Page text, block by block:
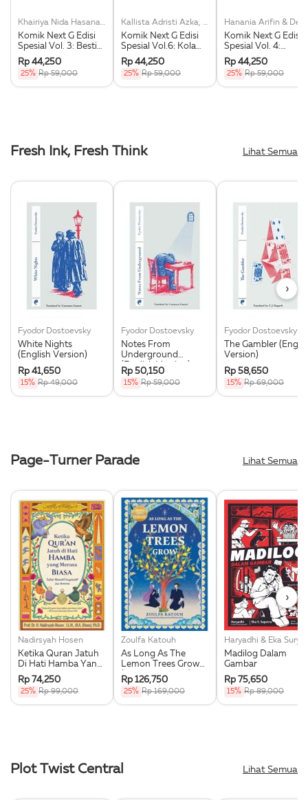
Khairiya Nida Hasanah, Dkk
Komik Next G Edisi
Spesial Vol. 3: Bestie
Sejati
Rp 44,250
25% Rp 59,000
Kallista Adristi Azka, Dkk
Komik Next G Edisi
Spesial Vol.6: Kolam
Renang Angker
Rp 44,250
25% Rp 59,000
Hanania Arifin & Desi
Komik Next G Edisi
Spesial Vol. 4:
Mahkota Surga
Rp 44,250
25% Rp 59,000
Fresh Ink, Fresh Think Lihat Semua
Fyodor Dostoevsky
White Nights
(English Version)
Rp 41,650
15% Rp 49,000
Fyodor Dostoevsky
Notes From
Underground
(English Version)
Rp 50,150
15% Rp 59,000
Fyodor Dostoevsky
The Gambler
Version)
Rp 58,650
15% Rp 69,000
›
Page-Turner Parade Lihat Semua
Nadirsyah Hosen
Ketika Quran Jatuh
Di Hati Hamba Yang
Merasa Biasa
Rp 74,250
25% Rp 99,000
Zoulfa Katouh
As Long As The
Lemon Trees Grow
(Republish 2025)
Rp 126,750
25% Rp 169,000
Madilog Dalam
Gambar
Rp 75,650
15% Rp 89,000
›
Plot Twist Central Lihat Semua